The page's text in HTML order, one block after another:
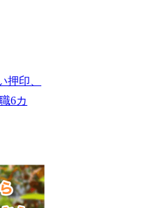
印、
6カ